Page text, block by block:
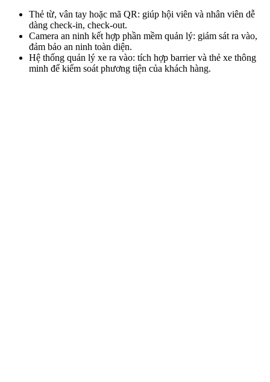
Thẻ từ, vân tay hoặc mã QR: giúp hội viên và nhân viên dễ
dàng check-in, check-out.
Camera an ninh kết hợp phần mềm quản lý: giám sát ra vào,
đảm bảo an ninh toàn diện.
Hệ thống quản lý xe ra vào: tích hợp barrier và thẻ xe thông
minh để kiểm soát phương tiện của khách hàng.